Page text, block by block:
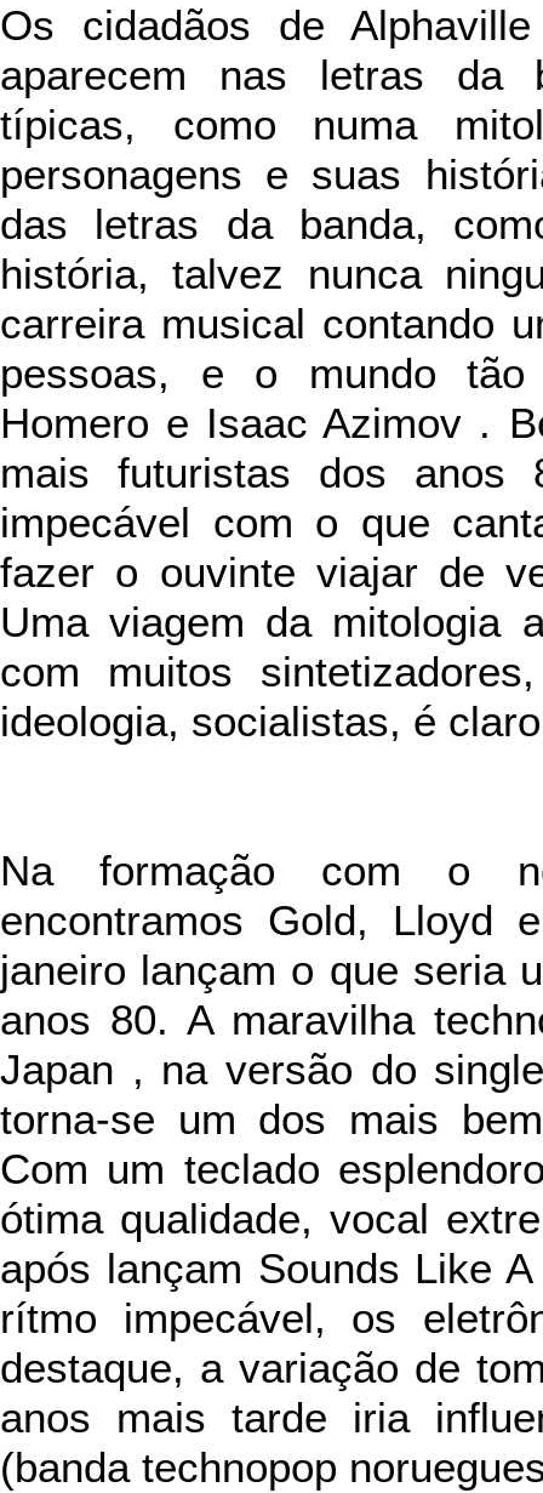
Os cidadãos de
aparecem nas letras da
típicas, como numa
personagens e suas
das letras da banda,
história, talvez nunca
carreira musical contando
pessoas, e o mundo
Homero e Isaac Azimov .
mais futuristas dos anos
impecável com o que
fazer o ouvinte viajar de
Uma viagem da mitologia
com muitos
ideologia, socialistas, é
Na formação com o
encontramos Gold, Lloyd
janeiro lançam o que seria
anos 80. A maravilha
Japan , na versão do
torna-se um dos mais
Com um teclado
ótima qualidade, vocal
após lançam Sounds Like
rítmo impecável, os
destaque, a variação de
anos mais tarde iria
(banda technopop